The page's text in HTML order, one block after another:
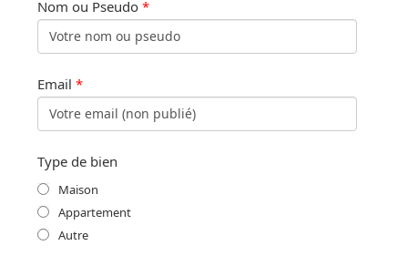
Nom ou Pseudo *
Email *
Type de bien
Maison
Appartement
Autre